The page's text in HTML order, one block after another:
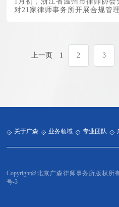
对21家律师事务所开展合规管
上一页 1 2 3
关于广森 业务领域 专业团队
Copyright@北京广森律师事务所版权所
号-3